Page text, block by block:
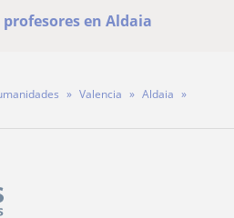
en Aldaia
Valencia
Aldaia